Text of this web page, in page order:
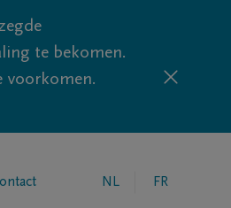
te bekomen.
voorkomen.
NL FR